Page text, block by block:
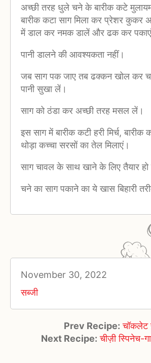
अच्छी तरह धुले चने के बारीक कटे
बारीक कटा साग मिला कर प्रेशर कुकर
में डाल कर नमक डालें और ढक कर
पानी डालने की आवश्यकता नहीं।
जब साग पक जाए तब ढक्कन खोल कर
पानी सुखा लें।
साग को ठंडा कर अच्छी तरह मसल लें।
इस साग में बारीक कटी हरी मिर्च,
थोड़ा कच्चा सरसों का तेल मिलाएं।
साग चावल के साथ खाने के लिए तैयार हो
चने का साग पकाने का ये खास बिहारी
November 30, 2022
सब्जी
Prev Recipe: चॉकलेट
Next Recipe: चीज़ी स्पिनेच-